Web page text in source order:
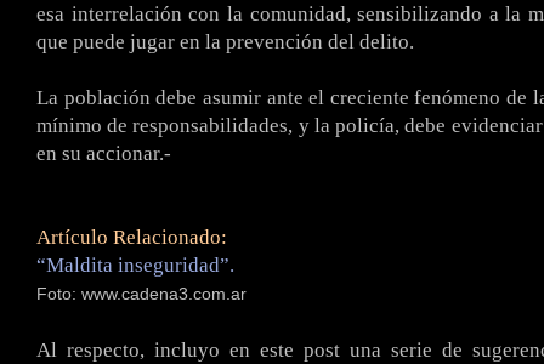
esa interrelación con la comunidad, sensibilizando a la
que puede jugar en la prevención del delito.
La población debe asumir ante el creciente fenómeno de
mínimo de responsabilidades, y la policía, debe
en su accionar.-
Artículo Relacionado:
“Maldita inseguridad”.
Foto: www.cadena3.com.ar
Al respecto, incluyo en este post una serie de